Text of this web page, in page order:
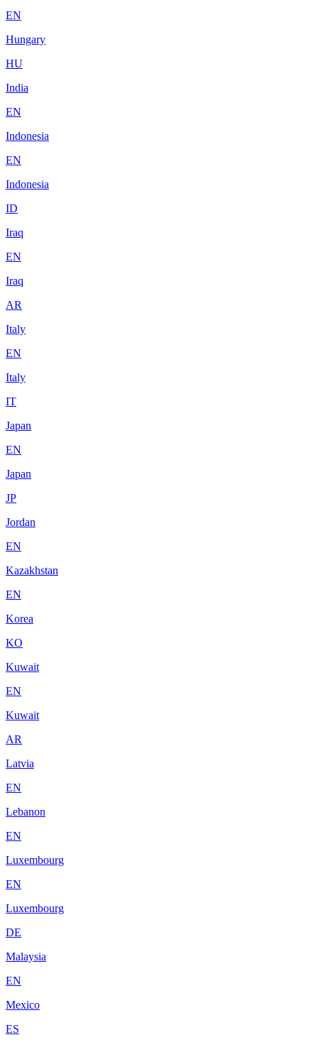
EN
Hungary
HU
India
EN
Indonesia
EN
Indonesia
ID
Iraq
EN
Iraq
AR
Italy
EN
Italy
IT
Japan
EN
Japan
JP
Jordan
EN
Kazakhstan
EN
Korea
KO
Kuwait
EN
Kuwait
AR
Latvia
EN
Lebanon
EN
Luxembourg
EN
Luxembourg
DE
Malaysia
EN
Mexico
ES